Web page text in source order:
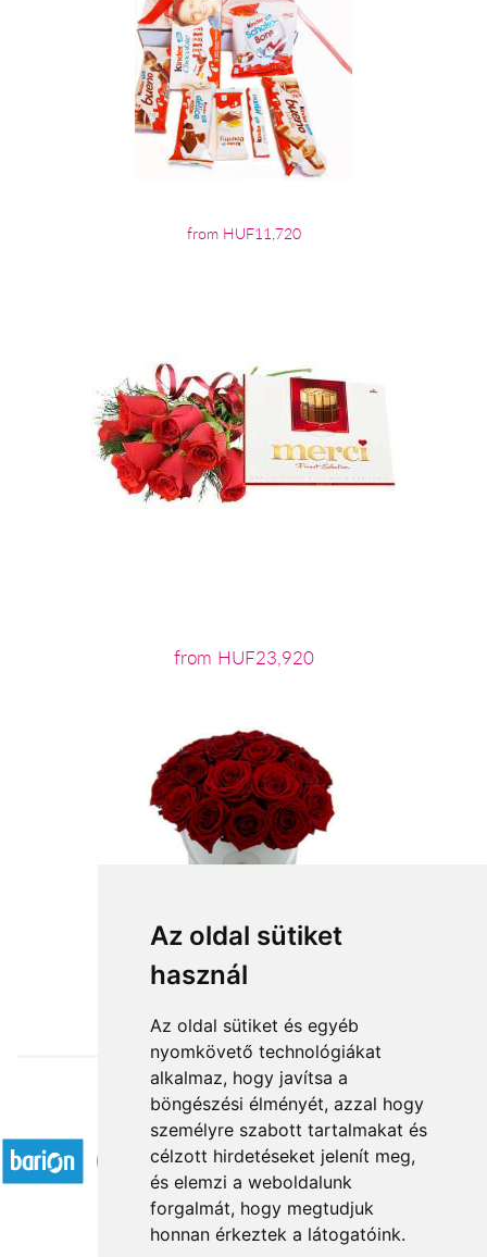
Az oldal sütiket
használ
Az oldal sütiket és egyéb
nyomkövető technológiákat
alkalmaz, hogy javítsa a
böngészési élményét, azzal hogy
személyre szabott tartalmakat és
célzott hirdetéseket jelenít meg,
és elemzi a weboldalunk
forgalmát, hogy megtudjuk
honnan érkeztek a látogatóink.
from HUF11,720
from HUF23,920
from HUF56,400
Accepted payment methods